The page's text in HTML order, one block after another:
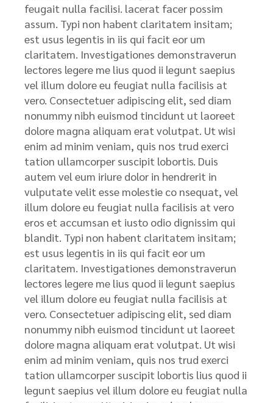
feugait nulla facilisi. lacerat facer possim
assum. Typi non habent claritatem insitam;
est usus legentis in iis qui facit eor um
claritatem. Investigationes demonstraverun
lectores legere me lius quod ii legunt saepius
vel illum dolore eu feugiat nulla facilisis at
vero. Consectetuer adipiscing elit, sed diam
nonummy nibh euismod tincidunt ut laoreet
dolore magna aliquam erat volutpat. Ut wisi
enim ad minim veniam, quis nos trud exerci
tation ullamcorper suscipit lobortis. Duis
autem vel eum iriure dolor in hendrerit in
vulputate velit esse molestie co nsequat, vel
illum dolore eu feugiat nulla facilisis at vero
eros et accumsan et iusto odio dignissim qui
blandit. Typi non habent claritatem insitam;
est usus legentis in iis qui facit eor um
claritatem. Investigationes demonstraverun
lectores legere me lius quod ii legunt saepius
vel illum dolore eu feugiat nulla facilisis at
vero. Consectetuer adipiscing elit, sed diam
nonummy nibh euismod tincidunt ut laoreet
dolore magna aliquam erat volutpat. Ut wisi
enim ad minim veniam, quis nos trud exerci
tation ullamcorper suscipit lobortis lius quod ii
legunt saepius vel illum dolore eu feugiat nulla